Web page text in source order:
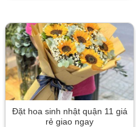
Đặt hoa sinh nhật quận 11 giá
rẻ giao ngay